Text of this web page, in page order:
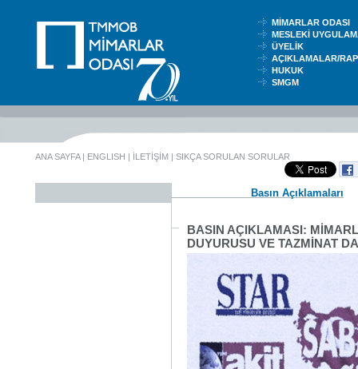
MİMARLAR ODASI
MESLEKİ
ÜYELİK
AÇIKLAMALAR/
HUKUK
SMGM
ANA SAYFA| ENGLISH | İLETİŞİM | SIKÇA SORULAN SORULAR
Basın Açıklamaları
BASIN AÇIKLAMASI:
DUYURUSU VE TAZMİNAT